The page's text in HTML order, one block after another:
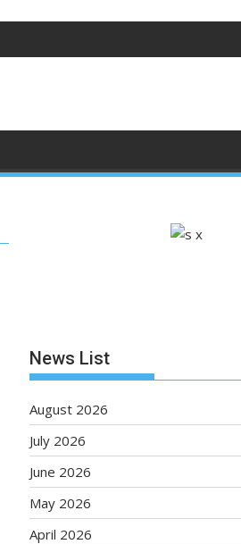
News List
August 2026
July 2026
June 2026
May 2026
April 2026